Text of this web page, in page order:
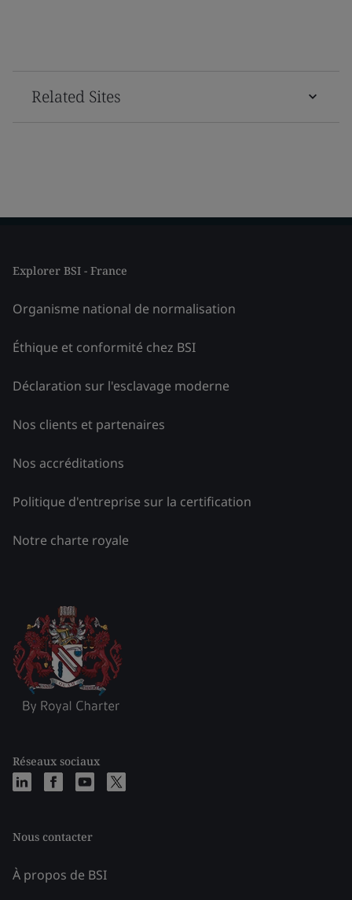
Related Sites
Explorer BSI - France
Organisme national de normalisation
Éthique et conformité chez BSI
Déclaration sur l'esclavage moderne
Nos clients et partenaires
Nos accréditations
Politique d'entreprise sur la certification
Notre charte royale
Réseaux sociaux
Nous contacter
À propos de BSI